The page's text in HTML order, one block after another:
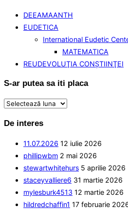
DEEAMAANTH
EUDETICA
International Eudetic
MATEMATICA
REUDEVOLUŢIA CONŞTIINŢEI
S-ar putea sa iti placa
S-
putea
De interes
11.07.2026 12 iulie 2026
phillipwbm 2 mai 2026
stewartwhitehurs 5 aprilie 2026
staceyvalliere6 31 martie 2026
mylesburk4513 12 martie 2026
hildredchaffin1 17 februarie